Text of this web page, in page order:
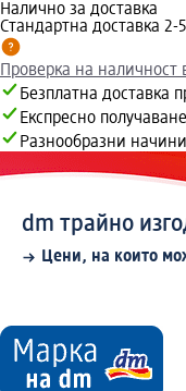
Налично за доставка
Стандартна доставка 2-
Проверка на
Безплатна доставка
Експресно
Разнообразни
dm трайно
Цени, на които